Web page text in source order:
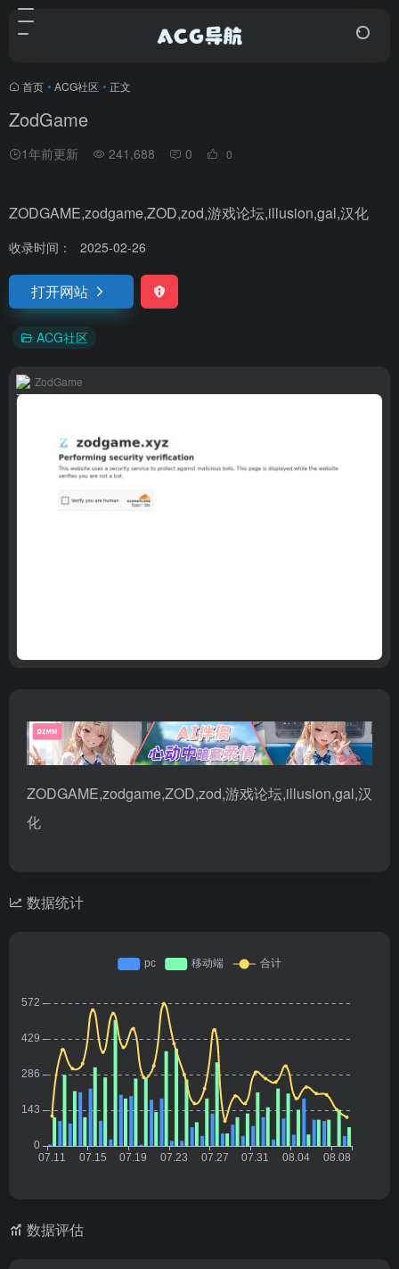
首页 • ACG社区 • 正文
ZodGame
1年前更新 241,688 0 0
ZODGAME,zodgame,ZOD,zod,游戏论坛,illusion,gal,汉化
收录时间： 2025-02-26
打开网站
ACG社区
ZodGame
ZODGAME,zodgame,ZOD,zod,游戏论坛,illusion,gal,汉
化
数据统计
数据评估